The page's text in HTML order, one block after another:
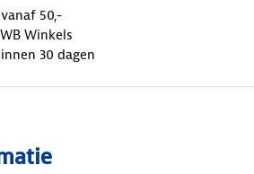
50,-
Winkels
30 dagen